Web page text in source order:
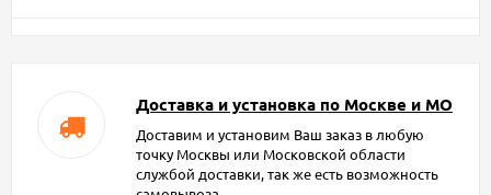
Доставка и установка по Москве и МО
Доставим и установим Ваш заказ в любую
точку Москвы или Московской области
службой доставки, так же есть возможность